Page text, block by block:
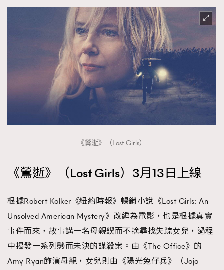
《鶯逝》（Lost Girls）
《鶯逝》（Lost Girls）3月13日上線
根據Robert Kolker《紐約時報》暢銷小說《Lost Girls: An
Unsolved American Mystery》改編為電影，也是根據真實
事件而來，故事講一名母親鍥而不捨尋找失踪女兒，過程
中揭發一系列懸而未決的謀殺案。由《The Office》的
Amy Ryan飾演母親，女兒則由《陽光兔仔兵》（Jojo